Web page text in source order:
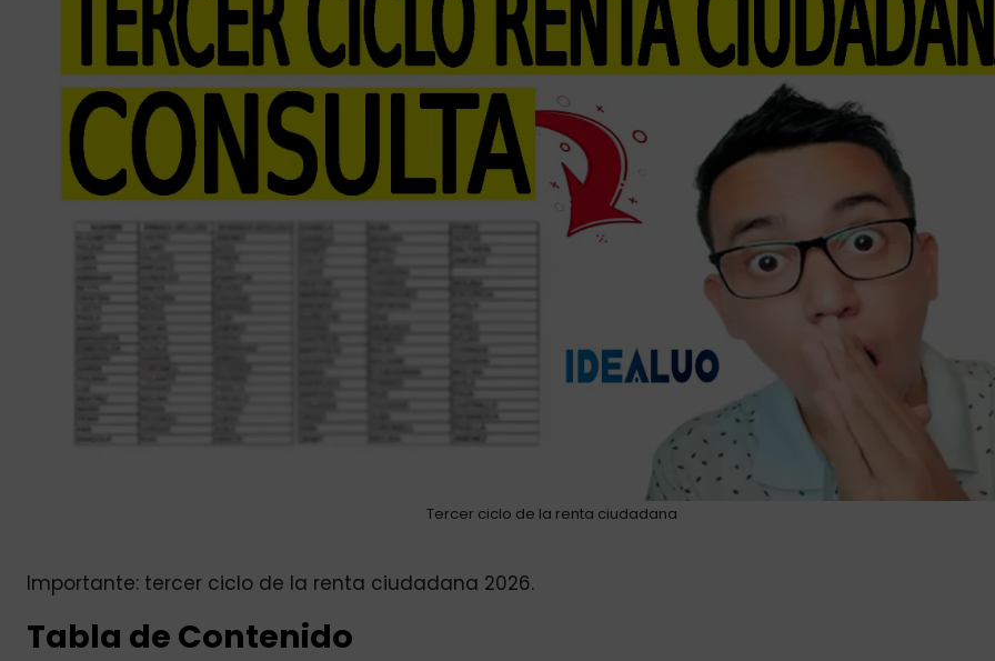
Tercer ciclo de la renta ciudadana
Importante: tercer ciclo de la renta ciudadana 2026.
Tabla de Contenido